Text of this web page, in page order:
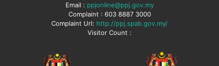
Email : ppjonline@ppj.gov.my
Complaint : 603 8887 3000
Complaint Url: http://ppj.spab.gov.my/
Visitor Count :